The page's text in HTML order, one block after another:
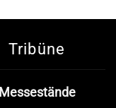
Tribüne
Messestände